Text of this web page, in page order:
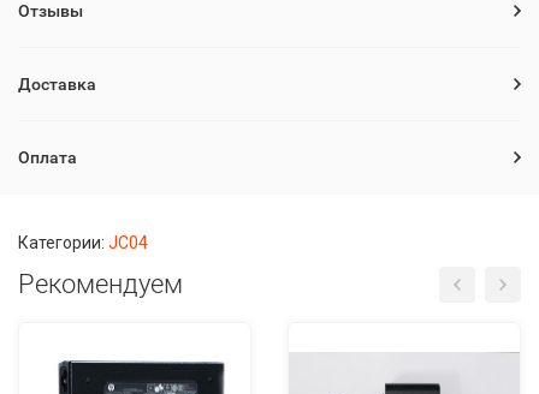
Отзывы
Доставка
Оплата
Категории: JC04
Рекомендуем